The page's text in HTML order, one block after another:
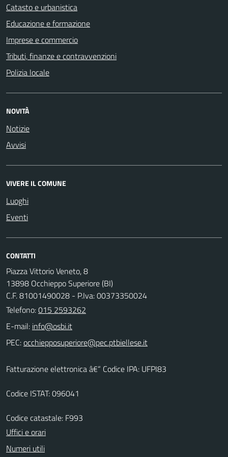
Catasto e urbanistica
Educazione e formazione
Imprese e commercio
Tributi, finanze e contravvenzioni
Polizia locale
NOVITÀ
Notizie
Avvisi
VIVERE IL COMUNE
Luoghi
Eventi
CONTATTI
Piazza Vittorio Veneto, 8
13898 Occhieppo Superiore (BI)
C.F. 81001490028 - P.Iva: 00373350024
Telefono:015 2593262
E-mail:
PEC:
Fatturazione elettronica â€“ Codice IPA: UFPI83
Codice ISTAT: 096041
Codice catastale: F993
Uffici e orari
Numeri utili